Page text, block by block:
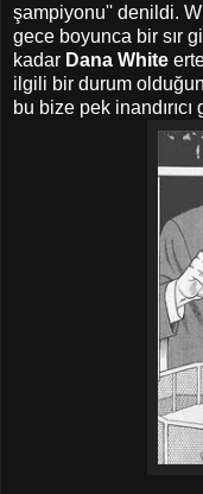
şampiyonu'' denildi.
gece boyunca bir sır
kadar Dana White
ilgili bir durum
bu bize pek